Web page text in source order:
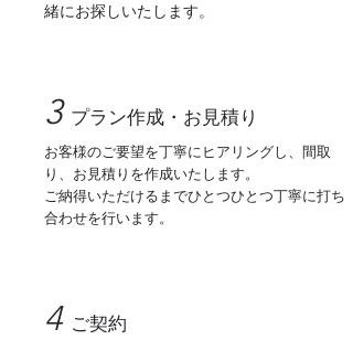
緒にお探しいたします。
3 プラン作成・お見積り
お客様のご要望を丁寧にヒアリングし、間取
り、お見積りを作成いたします。
​ご納得いただけるまでひとつひとつ丁寧に打ち
合わせを行います。
4 ご契約